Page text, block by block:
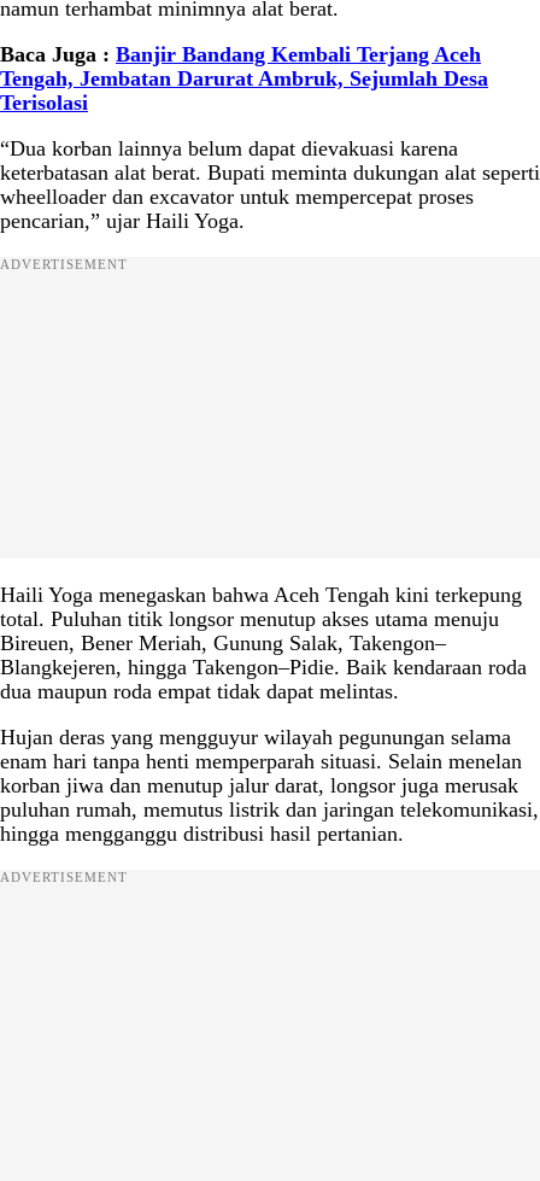
namun terhambat minimnya alat berat.
Baca Juga : Banjir Bandang Kembali Terjang Aceh
Tengah, Jembatan Darurat Ambruk, Sejumlah Desa
Terisolasi
“Dua korban lainnya belum dapat dievakuasi karena
keterbatasan alat berat. Bupati meminta dukungan alat seperti
wheelloader dan excavator untuk mempercepat proses
pencarian,” ujar Haili Yoga.
ADVERTISEMENT
Haili Yoga menegaskan bahwa Aceh Tengah kini terkepung
total. Puluhan titik longsor menutup akses utama menuju
Bireuen, Bener Meriah, Gunung Salak, Takengon–
Blangkejeren, hingga Takengon–Pidie. Baik kendaraan roda
dua maupun roda empat tidak dapat melintas.
Hujan deras yang mengguyur wilayah pegunungan selama
enam hari tanpa henti memperparah situasi. Selain menelan
korban jiwa dan menutup jalur darat, longsor juga merusak
puluhan rumah, memutus listrik dan jaringan telekomunikasi,
hingga mengganggu distribusi hasil pertanian.
ADVERTISEMENT